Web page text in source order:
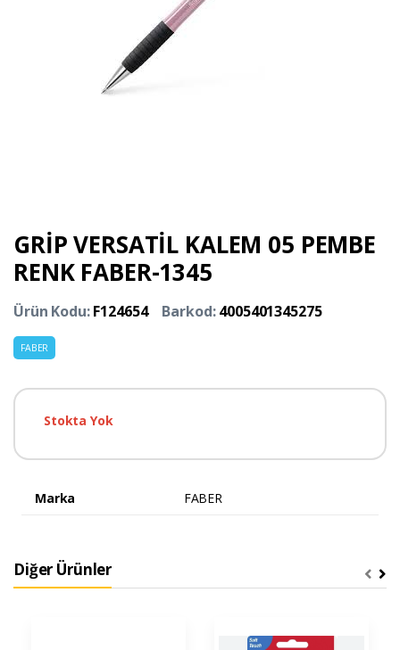
GRİP VERSATİL KALEM 05 PEMBE
RENK FABER-1345
Ürün Kodu:F124654 Barkod:4005401345275
FABER
Stokta Yok
Marka FABER
Diğer Ürünler